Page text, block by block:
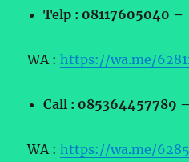
Telp : 08117605040 –
WA :https://wa.me/
Call : 085364457789 –
WA :https://wa.me/